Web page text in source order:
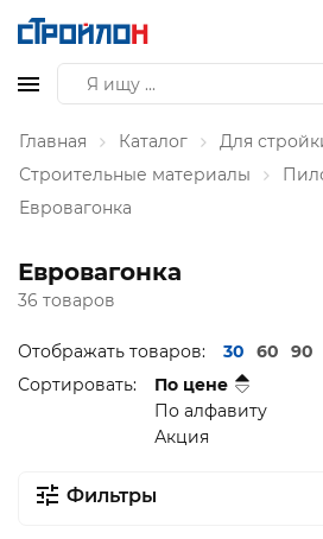
Главная Каталог
Для
Строительные материалы
Евровагонка
Евровагонка
36 товаров
Отображать товаров: 30 60
90
Сортировать:
По цене
По алфавиту
Акция
Фильтры